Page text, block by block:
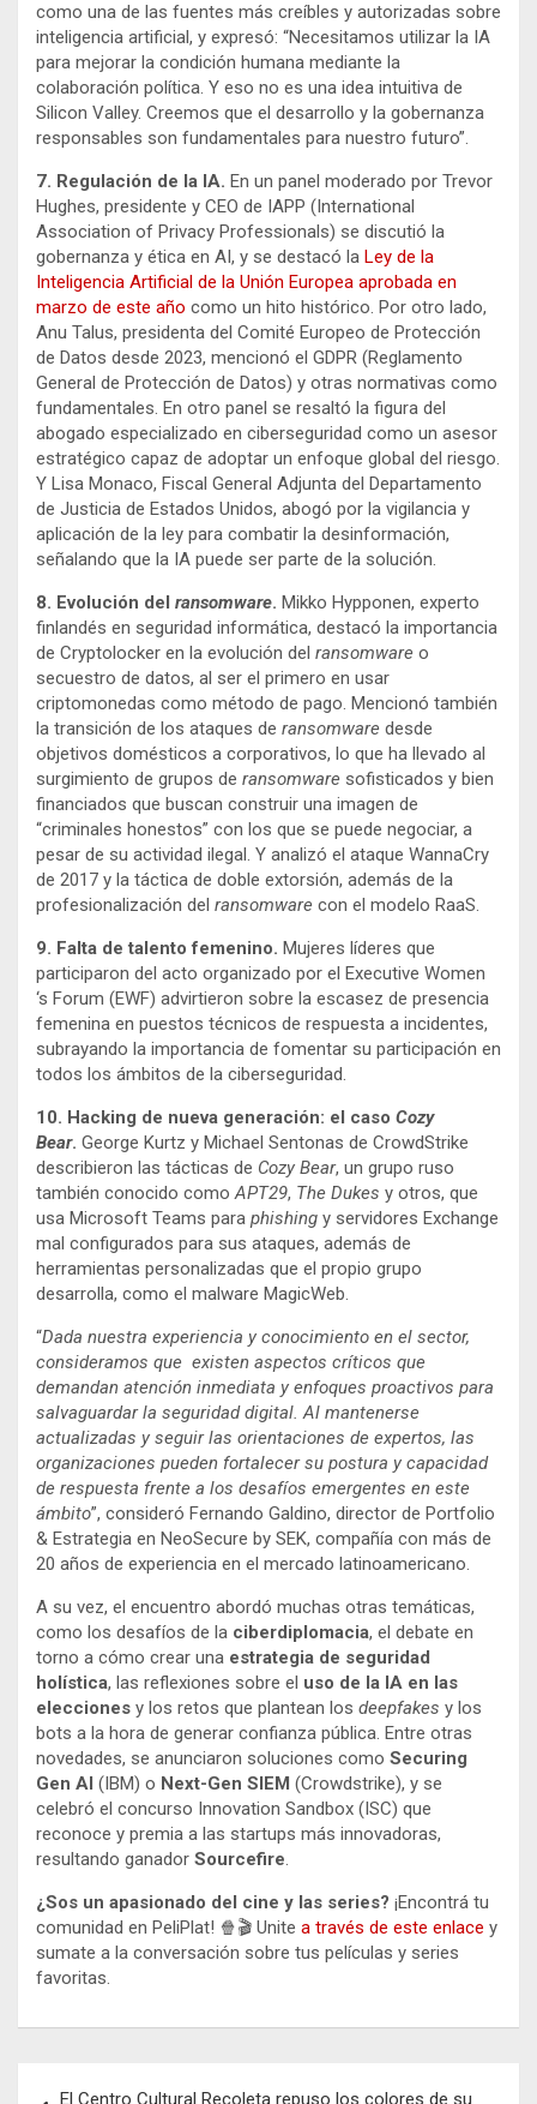
como una de las fuentes más creíbles y autorizadas sobre
inteligencia artificial, y expresó: “Necesitamos utilizar la IA
para mejorar la condición humana mediante la
colaboración política. Y eso no es una idea intuitiva de
Silicon Valley. Creemos que el desarrollo y la gobernanza
responsables son fundamentales para nuestro futuro”.
7. Regulación de la IA. En un panel moderado por Trevor
Hughes, presidente y CEO de IAPP (International
Association of Privacy Professionals) se discutió la
gobernanza y ética en AI, y se destacó la Ley de la
Inteligencia Artificial de la Unión Europea aprobada en
marzo de este año como un hito histórico. Por otro lado,
Anu Talus, presidenta del Comité Europeo de Protección
de Datos desde 2023, mencionó el GDPR (Reglamento
General de Protección de Datos) y otras normativas como
fundamentales. En otro panel se resaltó la figura del
abogado especializado en ciberseguridad como un asesor
estratégico capaz de adoptar un enfoque global del riesgo.
Y Lisa Monaco, Fiscal General Adjunta del Departamento
de Justicia de Estados Unidos, abogó por la vigilancia y
aplicación de la ley para combatir la desinformación,
señalando que la IA puede ser parte de la solución.
8. Evolución del ransomware. Mikko Hypponen, experto
finlandés en seguridad informática, destacó la importancia
de Cryptolocker en la evolución del ransomware o
secuestro de datos, al ser el primero en usar
criptomonedas como método de pago. Mencionó también
la transición de los ataques de ransomware desde
objetivos domésticos a corporativos, lo que ha llevado al
surgimiento de grupos de ransomware sofisticados y bien
financiados que buscan construir una imagen de
“criminales honestos” con los que se puede negociar, a
pesar de su actividad ilegal. Y analizó el ataque WannaCry
de 2017 y la táctica de doble extorsión, además de la
profesionalización del ransomware con el modelo RaaS.
9. Falta de talento femenino. Mujeres líderes que
participaron del acto organizado por el Executive Women
‘s Forum (EWF) advirtieron sobre la escasez de presencia
femenina en puestos técnicos de respuesta a incidentes,
subrayando la importancia de fomentar su participación en
todos los ámbitos de la ciberseguridad.
10. Hacking de nueva generación: el caso Cozy
Bear. George Kurtz y Michael Sentonas de CrowdStrike
describieron las tácticas de Cozy Bear, un grupo ruso
también conocido comoAPT29, The Dukes y otros, que
usa Microsoft Teams para phishing y servidores Exchange
mal configurados para sus ataques, además de
herramientas personalizadas que el propio grupo
desarrolla, como el malware MagicWeb.
“Dada nuestra experiencia y conocimiento en el sector,
consideramos que existen aspectos críticos que
demandan atención inmediata y enfoques proactivos para
salvaguardar la seguridad digital. Al mantenerse
actualizadas y seguir las orientaciones de expertos, las
organizaciones pueden fortalecer su postura y capacidad
de respuesta frente a los desafíos emergentes en este
ámbito”, consideró Fernando Galdino, director de Portfolio
& Estrategia en NeoSecure by SEK, compañía con más de
20 años de experiencia en el mercado latinoamericano.
A su vez, el encuentro abordó muchas otras temáticas,
como los desafíos de la ciberdiplomacia, el debate en
torno a cómo crear una estrategia de seguridad
holística, las reflexiones sobre el uso de la IA en las
elecciones y los retos que plantean los deepfakes y los
bots a la hora de generar confianza pública. Entre otras
novedades, se anunciaron soluciones como Securing
Gen AI (IBM) o Next-Gen SIEM (Crowdstrike), y se
celebró el concurso Innovation Sandbox (ISC) que
reconoce y premia a las startups más innovadoras,
resultando ganador Sourcefire.
¿Sos un apasionado del cine y las series? ¡Encontrá tu
comunidad en PeliPlat! 🍿🎬 Unite a través de este enlace y
sumate a la conversación sobre tus películas y series
favoritas.